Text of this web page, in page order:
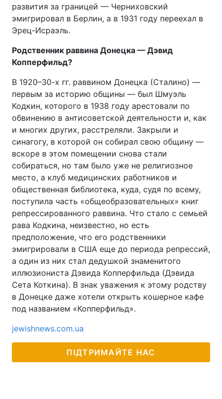
развития за границей — Черниховский
эмигрировал в Берлин, а в 1931 году переехал в
Эрец-Исраэль.
Родственник раввина Донецка — Дэвид
Копперфильд?
В 1920–30-х гг. раввином Донецка (Сталино) —
первым за историю общины — был Шмуэль
Кодкин, которого в 1938 году арестовали по
обвинению в антисоветской деятельности и, как
и многих других, расстреляли. Закрыли и
синагогу, в которой он собирал свою общину —
вскоре в этом помещении снова стали
собираться, но там было уже не религиозное
место, а клуб медицинских работников и
общественная библиотека, куда, судя по всему,
поступила часть «общеобразовательных» книг
репрессированного раввина. Что стало с семьей
рава Кодкина, неизвестно, но есть
предположение, что его родственники
эмигрировали в США еще до периода репрессий,
а один из них стал дедушкой знаменитого
иллюзиониста Дэвида Копперфильда (Дэвида
Сета Коткина). В знак уважения к этому родству
в Донецке даже хотели открыть кошерное кафе
под названием «Копперфильд».
jewishnews.com.ua
ПІДТРИМАЙТЕ НАС